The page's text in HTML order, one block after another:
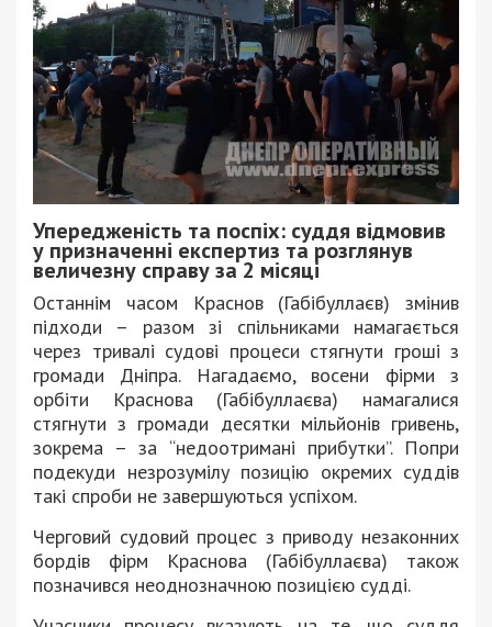
Упередженість та поспіх: суддя відмовив
у призначенні експертиз та розглянув
величезну справу за 2 місяці
Останнім часом Краснов (Габібуллаєв) змінив
підходи – разом зі спільниками намагається
через тривалі судові процеси стягнути гроші з
громади Дніпра. Нагадаємо, восени фірми з
орбіти Краснова (Габібуллаєва) намагалися
стягнути з громади десятки мільйонів гривень,
зокрема – за “недоотримані прибутки”. Попри
подекуди незрозумілу позицію окремих суддів
такі спроби не завершуються успіхом.
Черговий судовий процес з приводу незаконних
бордів фірм Краснова (Габібуллаєва) також
позначився неоднозначною позицією судді.